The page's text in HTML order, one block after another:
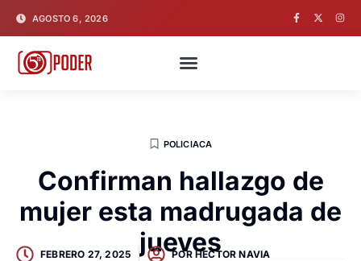
AGOSTO 6, 2026
POLICIACA
Confirman hallazgo de
mujer esta madrugada de
jueves
FEBRERO 27, 2025 PORHECTOR NAVIA